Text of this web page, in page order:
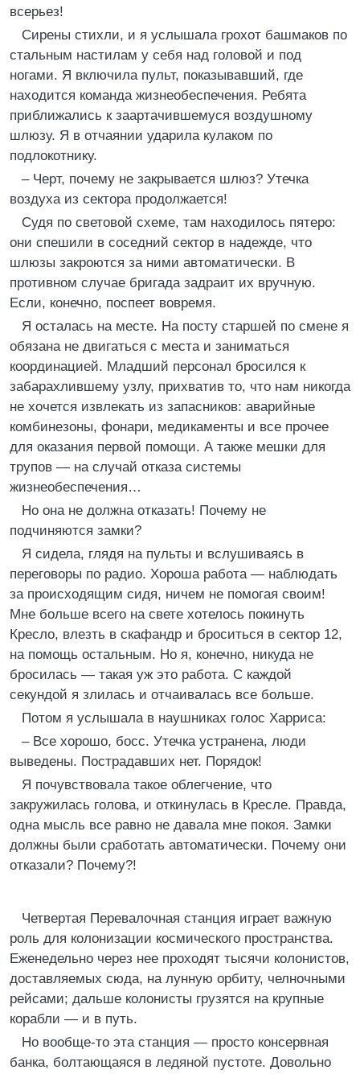
всерьез!
Сирены стихли, и я услышала грохот башмаков по
стальным настилам у себя над головой и под
ногами. Я включила пульт, показывавший, где
находится команда жизнеобеспечения. Ребята
приближались к заартачившемуся воздушному
шлюзу. Я в отчаянии ударила кулаком по
подлокотнику.
– Черт, почему не закрывается шлюз? Утечка
воздуха из сектора продолжается!
Судя по световой схеме, там находилось пятеро:
они спешили в соседний сектор в надежде, что
шлюзы закроются за ними автоматически. В
противном случае бригада задраит их вручную.
Если, конечно, поспеет вовремя.
Я осталась на месте. На посту старшей по смене я
обязана не двигаться с места и заниматься
координацией. Младший персонал бросился к
забарахлившему узлу, прихватив то, что нам никогда
не хочется извлекать из запасников: аварийные
комбинезоны, фонари, медикаменты и все прочее
для оказания первой помощи. А также мешки для
трупов — на случай отказа системы
жизнеобеспечения…
Но она не должна отказать! Почему не
подчиняются замки?
Я сидела, глядя на пульты и вслушиваясь в
переговоры по радио. Хороша работа — наблюдать
за происходящим сидя, ничем не помогая своим!
Мне больше всего на свете хотелось покинуть
Кресло, влезть в скафандр и броситься в сектор 12,
на помощь остальным. Но я, конечно, никуда не
бросилась — такая уж это работа. С каждой
секундой я злилась и отчаивалась все больше.
Потом я услышала в наушниках голос Харриса:
– Все хорошо, босс. Утечка устранена, люди
выведены. Пострадавших нет. Порядок!
Я почувствовала такое облегчение, что
закружилась голова, и откинулась в Кресле. Правда,
одна мысль все равно не давала мне покоя. Замки
должны были сработать автоматически. Почему они
отказали? Почему?!
Четвертая Перевалочная станция играет важную
роль для колонизации космического пространства.
Еженедельно через нее проходят тысячи колонистов,
доставляемых сюда, на лунную орбиту, челночными
рейсами; дальше колонисты грузятся на крупные
корабли — и в путь.
Но вообще-то эта станция — просто консервная
банка, болтающаяся в ледяной пустоте. Довольно